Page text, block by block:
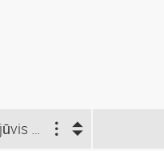
Skerspjūvis (mm)